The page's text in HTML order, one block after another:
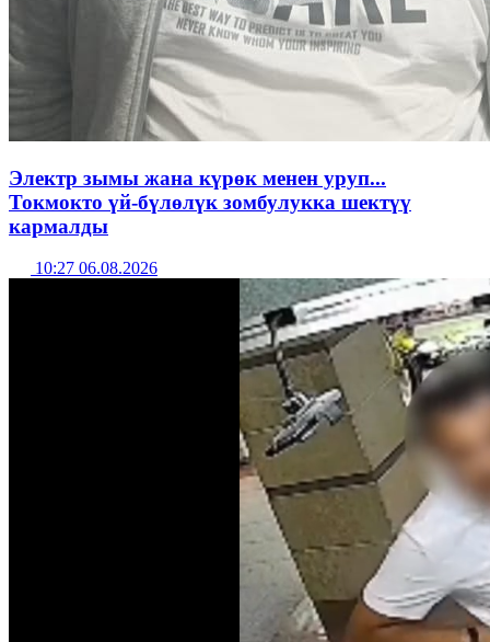
Электр зымы жана күрөк менен уруп...
Токмокто үй-бүлөлүк зомбулукка шектүү
кармалды
10:27 06.08.2026